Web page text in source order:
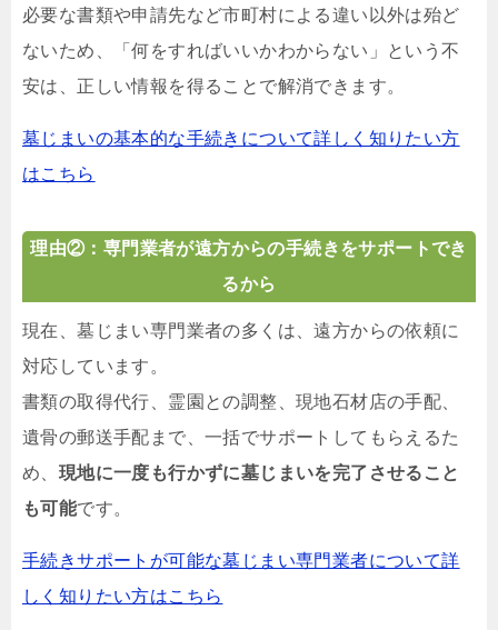
必要な書類や申請先など市町村による違い以外は殆ど
ないため、「何をすればいいかわからない」という不
安は、正しい情報を得ることで解消できます。
墓じまいの基本的な手続きについて詳しく知りたい方
はこちら
理由②：専門業者が遠方からの手続きをサポートでき
るから
現在、墓じまい専門業者の多くは、遠方からの依頼に
対応しています。
書類の取得代行、霊園との調整、現地石材店の手配、
遺骨の郵送手配まで、一括でサポートしてもらえるた
め、 現地に一度も行かずに墓じまいを完了させること
も可能です。
手続きサポートが可能な墓じまい専門業者について詳
しく知りたい方はこちら